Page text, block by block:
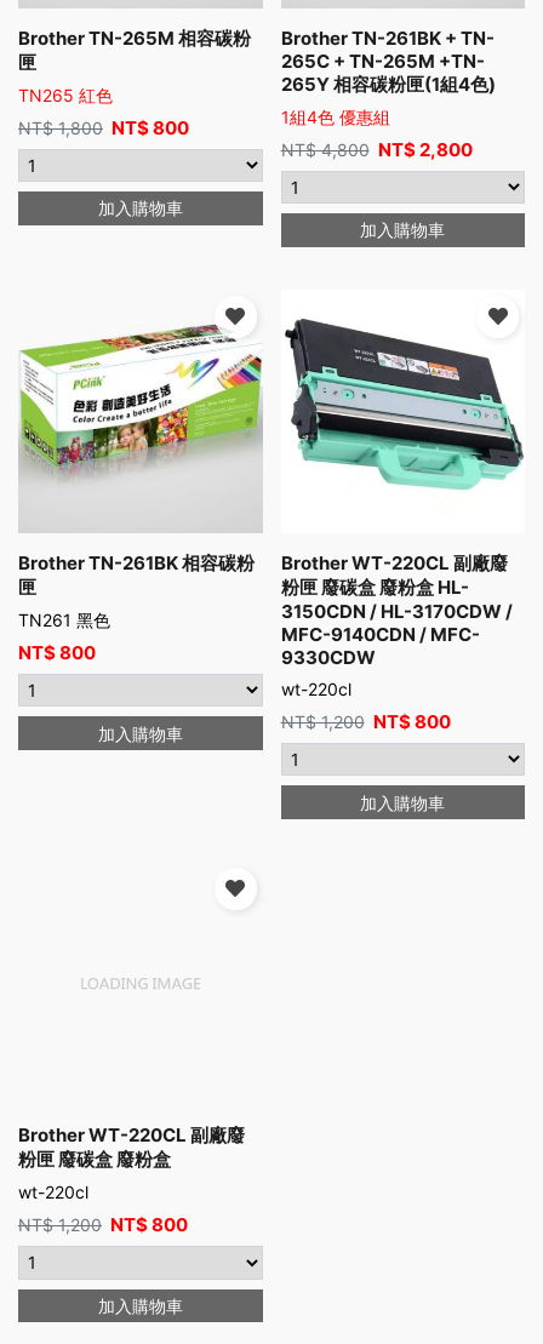
Brother TN-265M 相容碳粉
匣
TN265 紅色
NT$1,800 NT$800
加入購物車
Brother TN-261BK + TN-
265C + TN-265M +TN-
265Y 相容碳粉匣(1組4色)
1組4色 優惠組
NT$4,800 NT$2,800
加入購物車
Brother TN-261BK 相容碳粉
匣
TN261 黑色
NT$800
加入購物車
Brother WT-220CL 副廠廢
粉匣 廢碳盒 廢粉盒 HL-
3150CDN / HL-3170CDW /
MFC-9140CDN / MFC-
9330CDW
wt-220cl
NT$1,200 NT$800
加入購物車
Brother WT-220CL 副廠廢
粉匣 廢碳盒 廢粉盒
wt-220cl
NT$1,200 NT$800
加入購物車